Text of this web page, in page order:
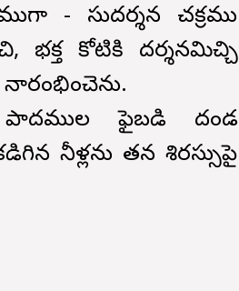
- సుదర్శన చక్రము
భక్త కోటికి దర్శనమిచ్చి
నారంభించెను.
పాదముల ఫైబడి దండ
నీళ్లను తన శిరస్సుపై